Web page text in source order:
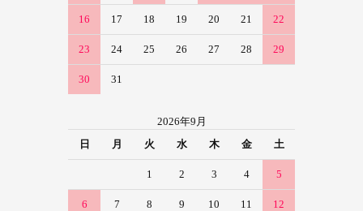
16 17 18 19 20 21 22
23 24 25 26 27 28 29
30 31
2026年9月
日
月 火 水 木 金 土
1 2 3 4 5
6 7 8 9 10 11 12